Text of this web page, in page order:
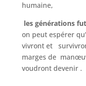
humaine,
les générations
on peut espérer
vivront et
marges de
voudront devenir .